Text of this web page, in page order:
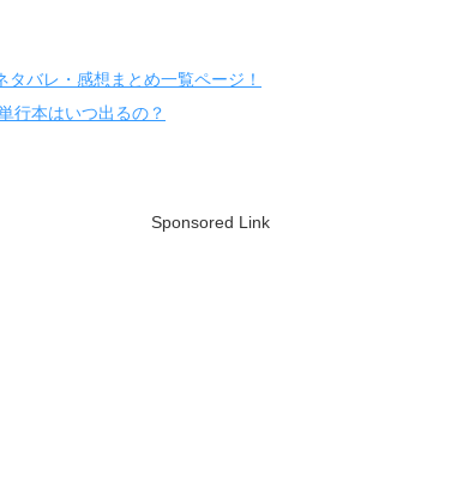
タバレ・感想まとめ一覧ページ！
行本はいつ出るの？
Sponsored Link